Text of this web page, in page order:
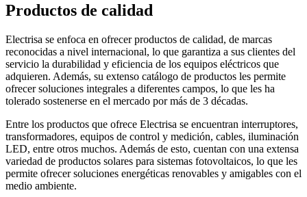
Productos de calidad
Electrisa se enfoca en ofrecer productos de calidad, de marcas
reconocidas a nivel internacional, lo que garantiza a sus clientes del
servicio la durabilidad y eficiencia de los equipos eléctricos que
adquieren. Además, su extenso catálogo de productos les permite
ofrecer soluciones integrales a diferentes campos, lo que les ha
tolerado sostenerse en el mercado por más de 3 décadas.
Entre los productos que ofrece Electrisa se encuentran interruptores,
transformadores, equipos de control y medición, cables, iluminación
LED, entre otros muchos. Además de esto, cuentan con una extensa
variedad de productos solares para sistemas fotovoltaicos, lo que les
permite ofrecer soluciones energéticas renovables y amigables con el
medio ambiente.